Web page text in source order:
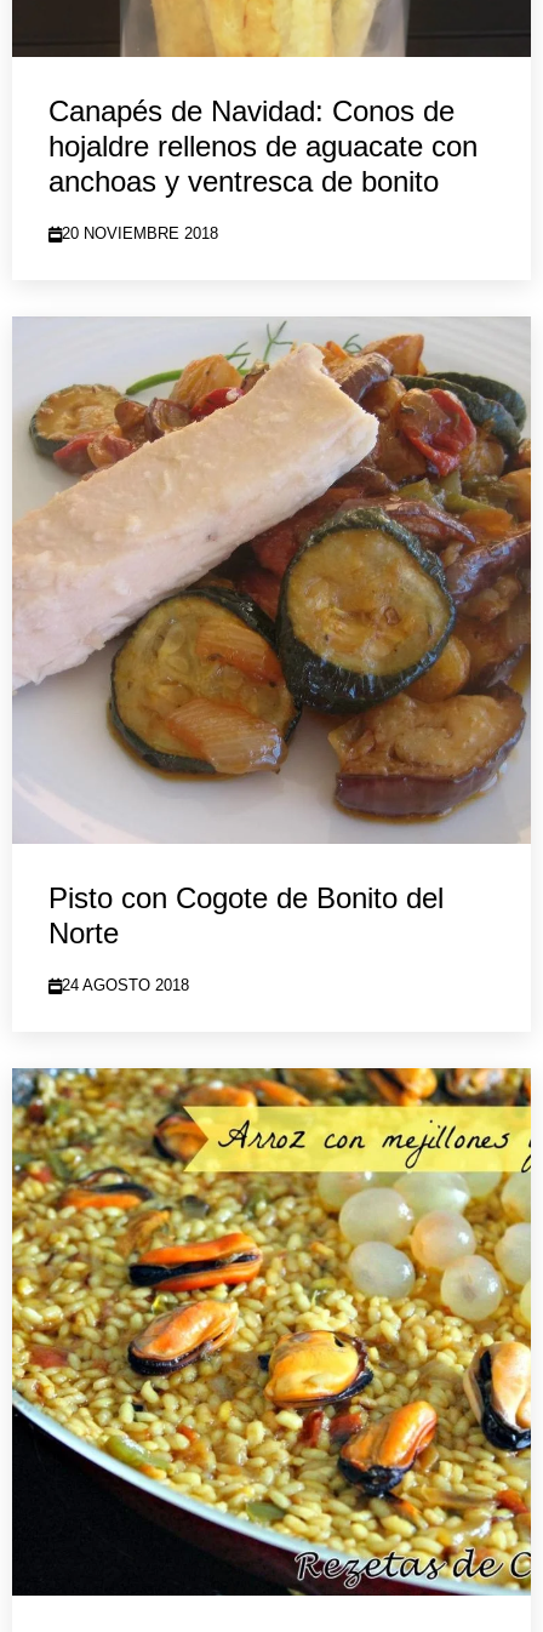
Canapés de Navidad: Conos de
hojaldre rellenos de aguacate con
anchoas y ventresca de bonito
20 NOVIEMBRE 2018
Pisto con Cogote de Bonito del
Norte
24 AGOSTO 2018